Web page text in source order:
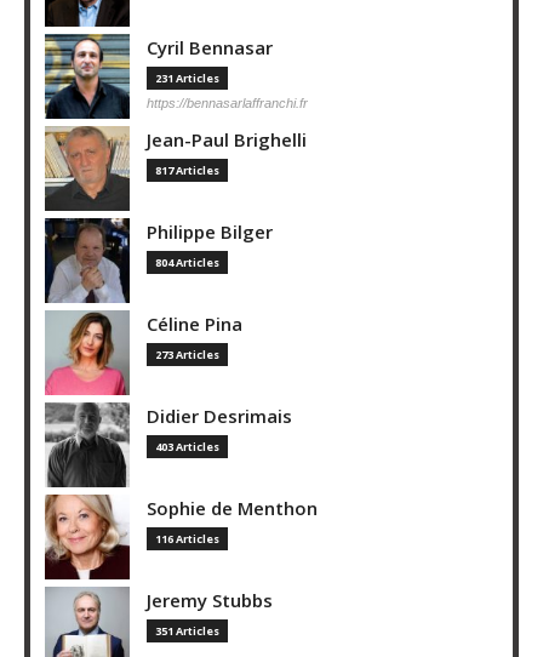
Cyril Bennasar
231 Articles
https://bennasarlaffranchi.fr
Jean-Paul Brighelli
817 Articles
Philippe Bilger
804 Articles
Céline Pina
273 Articles
Didier Desrimais
403 Articles
Sophie de Menthon
116 Articles
Jeremy Stubbs
351 Articles